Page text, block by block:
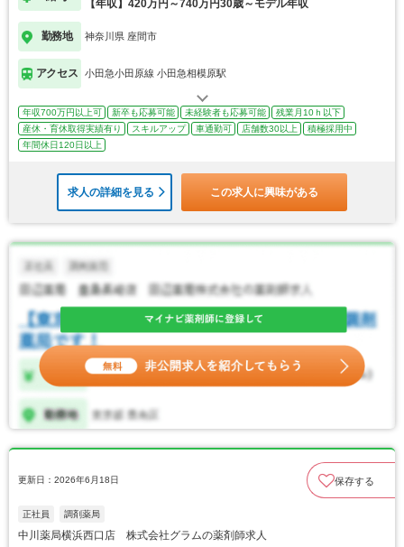
【年収】420万円～740万円30歳～モデル年収
勤務地 神奈川県 座間市
アクセス 小田急小田原線 小田急相模原駅
年収700万円以上可 新卒も応募可能 未経験者も応募可能
残業月10ｈ以下
産休・育休取得実績有り
スキルアップ 車通勤可 店舗数30以上
積極採用中
年間休日120日以上
求人の詳細を見る この求人に興味がある
更新日：2026年6月18日 保存する
正社員 調剤薬局
中川薬局横浜西口店 株式会社グラムの薬剤師求人